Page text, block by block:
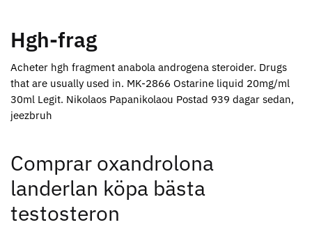
Hgh-frag
Acheter hgh fragment anabola androgena steroider. Drugs
that are usually used in. MK-2866 Ostarine liquid 20mg/ml
30ml Legit. Nikolaos Papanikolaou Postad 939 dagar sedan,
jeezbruh
Comprar oxandrolona
landerlan köpa bästa
testosteron